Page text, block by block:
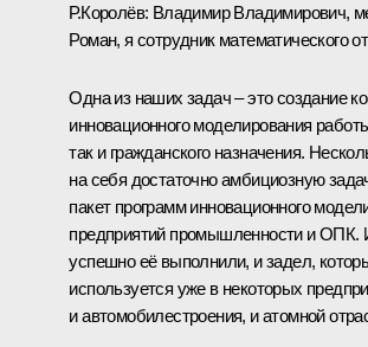
Р.Королёв: Владимир Владимирович,
Роман, я сотрудник математического
Одна из наших задач – это создание
инновационного моделирования
так и гражданского назначения.
на себя достаточно амбициозную
пакет программ инновационного
предприятий промышленности и ОПК.
успешно её выполнили, и задел,
используется уже в некоторых
и автомобилестроения, и атомной